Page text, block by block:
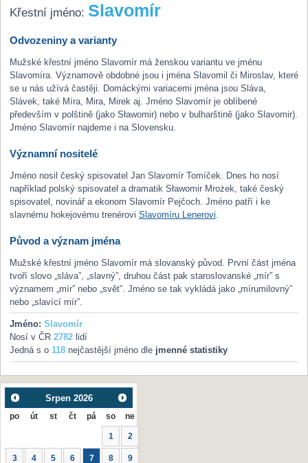
Křestní jméno: Slavomír
Odvozeniny a varianty
Mužské křestní jméno Slavomír má ženskou variantu ve jménu
Slavomíra. Významově obdobné jsou i jména Slavomil či Miroslav, které
se u nás užívá častěji. Domáckými variacemi jména jsou Sláva,
Slávek, také Míra, Mira, Mirek aj. Jméno Slavomír je oblíbené
především v polštině (jako Sławomir) nebo v bulharštině (jako Slavomir).
Jméno Slavomír najdeme i na Slovensku.
Významní nositelé
Jméno nosil český spisovatel Jan Slavomír Tomíček. Dnes ho nosí
například polský spisovatel a dramatik Sławomir Mrożek, také český
spisovatel, novinář a ekonom Slavomír Pejčoch. Jméno patří i ke
slavnému hokejovému trenérovi Slavomíru Lenerovi
Původ a význam jména
Mužské křestní jméno Slavomír má slovanský původ. První část jména
tvoří slovo „sláva”, „slavný”, druhou část pak staroslovanské „mír” s
významem „mír” nebo „svět”. Jméno se tak vykládá jako „mírumilovný”
nebo „slavící mír”.
Jméno: Slavomír
Nosí v ČR 2782lidí
Jedná s o 118nejčastější jméno dle jmenné statistiky
Srpen 2026
po út st čt pá so ne
1 2
3 4 5 6 7 8 9